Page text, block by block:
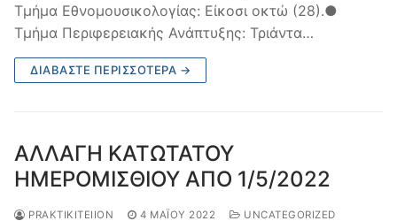
Τμήμα Εθνομουσικολογίας: Είκοσι οκτώ (28).●
Τμήμα Περιφερειακής Ανάπτυξης: Τριάντα…
ΔΙΑΒΆΣΤΕ ΠΕΡΙΣΣΌΤΕΡΑ →
ΑΛΛΑΓΗ ΚΑΤΩΤΑΤΟΥ
ΗΜΕΡΟΜΙΣΘΙΟΥ ΑΠΟ 1/5/2022
PRAKTIKITEIION 4 ΜΑΪ́ΟΥ 2022
UNCATEGORIZED